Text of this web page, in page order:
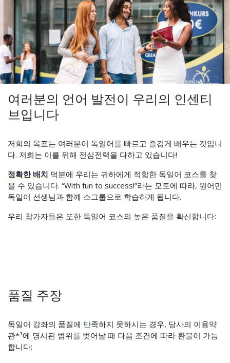
여러분의 언어 발전이 우리의 인센티
브입니다
저희의 목표는 여러분이 독일어를 빠르고 즐겁게 배우는 것입니
다. 저희는 이를 위해 전심전력을 다하고 있습니다!
정확한 배치 덕분에 우리는 귀하에게 적합한 독일어 코스를 찾
을 수 있습니다. “With fun to success!”라는 모토에 따라, 원어민
독일어 선생님과 함께 소그룹으로 학습하게 됩니다.
우리 참가자들은 또한 독일어 코스의 높은 품질을 확신합니다:
품질 주장
독일어 강좌의 품질에 만족하지 못하시는 경우, 당사의 이용약
관*¹에 명시된 범위를 벗어날 때 다음 조건에 따라 환불이 가능
합니다: